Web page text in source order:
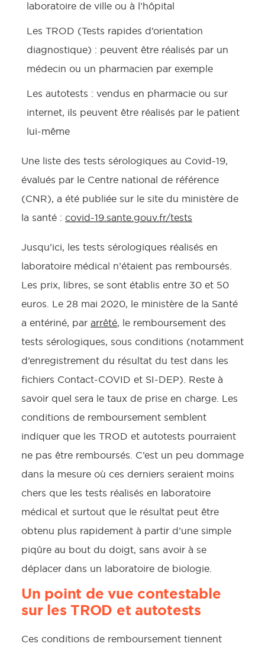
laboratoire de ville ou à l’hôpital
Les TROD (Tests rapides d’orientation
diagnostique) : peuvent être réalisés par un
médecin ou un pharmacien par exemple
Les autotests : vendus en pharmacie ou sur
internet, ils peuvent être réalisés par le patient
lui-même
Une liste des tests sérologiques au Covid-19,
évalués par le Centre national de référence
(CNR), a été publiée sur le site du ministère de
la santé : covid-19.sante.gouv.fr/tests
Jusqu’ici, les tests sérologiques réalisés en
laboratoire médical n’étaient pas remboursés.
Les prix, libres, se sont établis entre 30 et 50
euros. Le 28 mai 2020, le ministère de la Santé
a entériné, par arrêté, le remboursement des
tests sérologiques, sous conditions (notamment
d’enregistrement du résultat du test dans les
fichiers Contact-COVID et SI-DEP). Reste à
savoir quel sera le taux de prise en charge. Les
conditions de remboursement semblent
indiquer que les TROD et autotests pourraient
ne pas être remboursés. C’est un peu dommage
dans la mesure où ces derniers seraient moins
chers que les tests réalisés en laboratoire
médical et surtout que le résultat peut être
obtenu plus rapidement à partir d’une simple
piqûre au bout du doigt, sans avoir à se
déplacer dans un laboratoire de biologie.
Un point de vue contestable
sur les TROD et autotests
Ces conditions de remboursement tiennent